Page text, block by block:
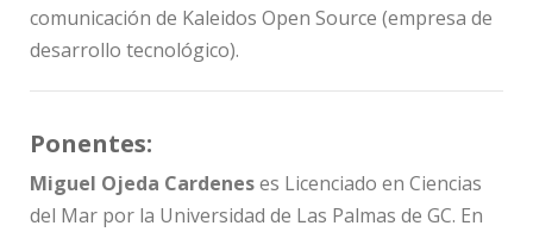
comunicación de Kaleidos Open Source (empresa de
desarrollo tecnológico).
Ponentes:
Miguel Ojeda Cardeneses Licenciado en Ciencias
del Mar por la Universidad de Las Palmas de GC. En